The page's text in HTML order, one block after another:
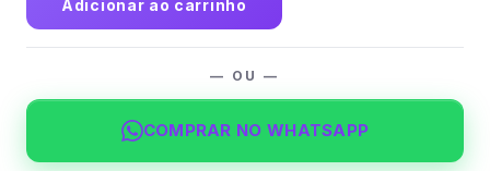
com
54
em
Baralho
Adicionar ao carrinho
— OU —
COMPRAR NO WHATSAPP